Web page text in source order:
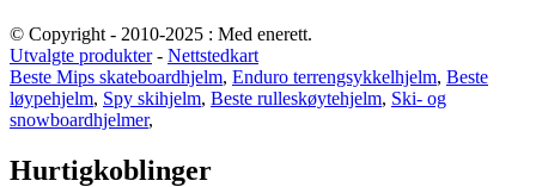
© Copyright - 2010-2025 : Med enerett.
Utvalgte produkter- Nettstedkart
Beste Mips skateboardhjelm, Enduro terrengsykkelhjelm, Beste
løypehjelm, Spy skihjelm, Beste rulleskøytehjelm, Ski- og
snowboardhjelmer,
Hurtigkoblinger